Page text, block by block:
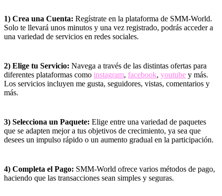
1) Crea una Cuenta: Regístrate en la plataforma de SMM-World.
Solo te llevará unos minutos y una vez registrado, podrás acceder a
una variedad de servicios en redes sociales.
2) Elige tu Servicio: Navega a través de las distintas ofertas para
diferentes plataformas como instagram, facebook, youtube y más.
Los servicios incluyen me gusta, seguidores, vistas, comentarios y
más.
3) Selecciona un Paquete: Elige entre una variedad de paquetes
que se adapten mejor a tus objetivos de crecimiento, ya sea que
desees un impulso rápido o un aumento gradual en la participación.
4) Completa el Pago: SMM-World ofrece varios métodos de pago,
haciendo que las transacciones sean simples y seguras.